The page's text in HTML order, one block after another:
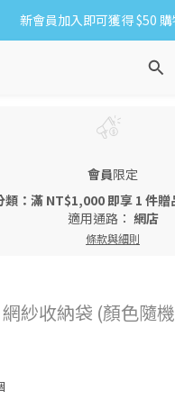
8/6-8/16 全館限時免運
新會員加入即可獲得 $50
滿1500贈網紗手拿袋&收納洗衣
會員限定
類：滿 NT$1,000 即享 1 件
適用通路： 網店
條款與細則
紗收納袋 (顏色隨